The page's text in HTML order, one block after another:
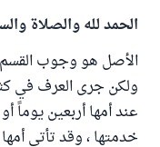
الحمد لله والصلاة
الأصل هو وجوب القسم
ولكن جرى العرف في
عند أمها أربعين
خدمتها ، وقد تأتي